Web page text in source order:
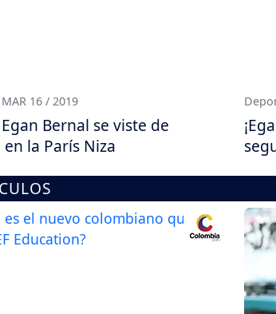
16 / 2019
Bernal se viste de
la París Niza